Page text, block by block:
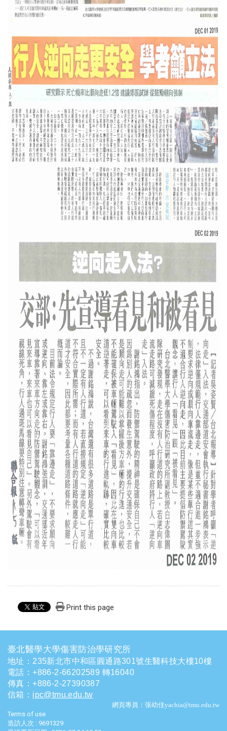
Print this page
臺北醫學大學傷害防治學研究所
地址：235新北市中和區圓通路301號生醫科技大樓10樓
電話 ：+886-2-66202589 轉16040
傳真：+886-2-27390387
信箱 ： ipc@tmu.edu.tw
網頁專員：張幼佳yachia@tmu.edu.tw
Terms of use
造訪人次 : 9691329